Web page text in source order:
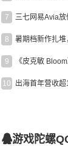
7
8
9
10
游戏陀螺